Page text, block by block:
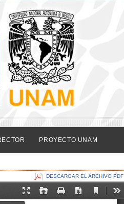
PROYECTO UNAM
DESCARGAR EL ARCHIVO PDF